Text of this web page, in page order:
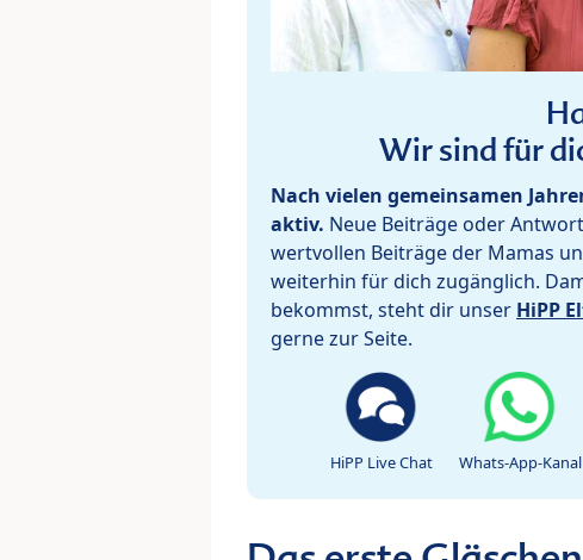
Wir sind für
Nach vielen gemeinsamen
aktiv. Neue Beiträge oder
wertvollen Beiträge der Mamas
weiterhin für dich zugänglich.
bekommst, steht dir unser HiPP
gerne zur Seite.
HiPP Live Chat Whats-App-Kanal